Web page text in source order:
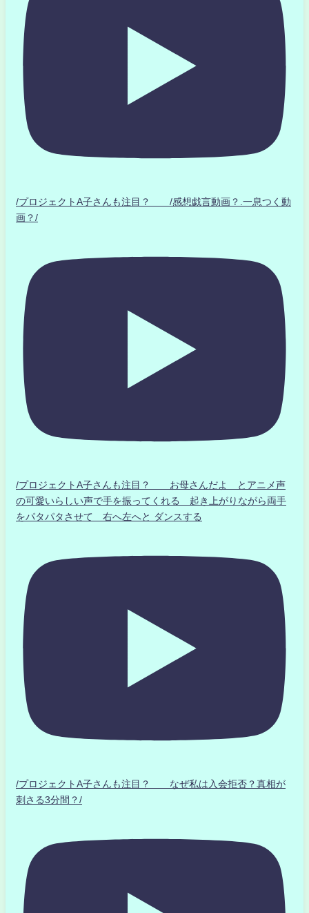
/プロジェクトA子さんも注目？ /感想戯言動画？.一息つく動
画？/
/プロジェクトA子さんも注目？ お母さんだよ とアニメ声
の可愛いらしい声で手を振ってくれる 起き上がりながら両手
をパタパタさせて 右へ左へと ダンスする
/プロジェクトA子さんも注目？ なぜ私は入会拒否？真相が
刺さる3分間？/